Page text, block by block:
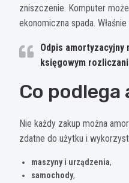
zniszczenie. Komputer
ekonomiczna spada.
Odpis amortyzacyjny
księgowym
Co
Nie każdy zakup można
zdatne do użytku i
maszyny i urządzenia,
samochody,